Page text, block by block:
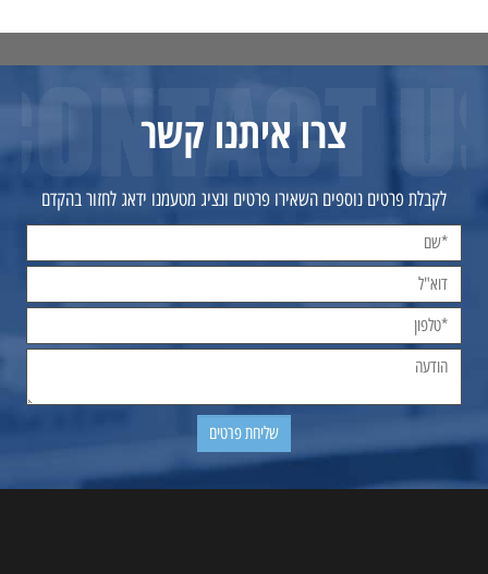
צרו איתנו קשר
לקבלת פרטים נוספים השאירו פרטים ונציג מטעמנו ידאג לחזור בהקדם